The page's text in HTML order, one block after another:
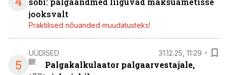
jooksvalt
Praktilised nõuanded muudatusteks!
5
UUDISED 31.12.25, 11:29
Palgakalkulaator palgaarvestajale,